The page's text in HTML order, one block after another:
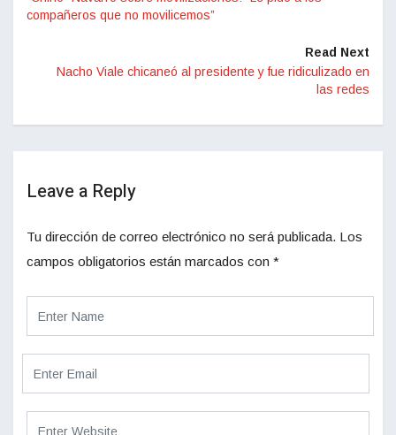
compañeros que no movilicemos”
Read Next
Nacho Viale chicaneó al presidente y fue ridiculizado en
las redes
Leave a Reply
Tu dirección de correo electrónico no será publicada. Los
campos obligatorios están marcados con *